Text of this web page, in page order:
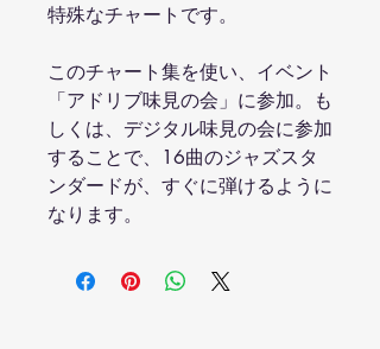
特殊なチャートです。
このチャート集を使い、イベント
「アドリブ味見の会」に参加。も
しくは、デジタル味見の会に参加
することで、16曲のジャズスタ
ンダードが、すぐに弾けるように
なります。